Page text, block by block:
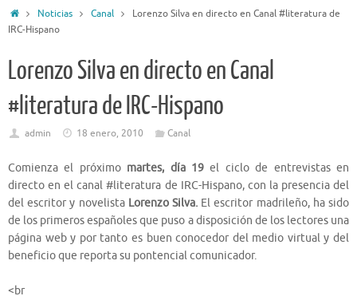
InicioNoticias Canal
Lorenzo Silva en directo en Canal #literatura de
IRC-Hispano
Lorenzo Silva en directo en Canal
#literatura de IRC-Hispano
admin 18 enero, 2010 Canal
Comienza el próximo martes, día 19el ciclo de entrevistas en
directo en el canal #literatura de IRC-Hispano, con la presencia del
del escritor y novelista Lorenzo Silva. El escritor madrileño, ha sido
de los primeros españoles que puso a disposición de los lectores una
página web y por tanto es buen conocedor del medio virtual y del
beneficio que reporta su pontencial comunicador.
<br